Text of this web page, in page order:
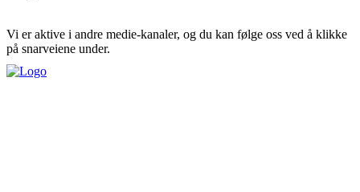
Vi er aktive i andre medie-kanaler, og du kan følge oss ved å klikke
på snarveiene under.